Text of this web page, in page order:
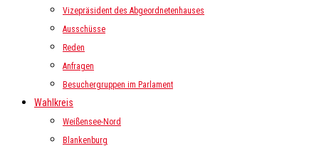
Vizepräsident des Abgeordnetenhauses
Ausschüsse
Reden
Anfragen
Besuchergruppen im Parlament
Wahlkreis
Weißensee-Nord
Blankenburg